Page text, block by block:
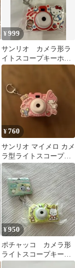
¥999
サンリオ カメラ形ラ
イトスコープキーホル
ダー ハローキティ
¥760
サンリオ マイメロ カメ
ラ型ライトスコープキ
ーホルダー
¥950
ポチャッコ カメラ形
ライトスコープキーホ
ルダー サンリオ